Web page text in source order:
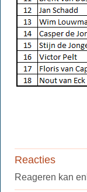
Reacties
Reageren kan